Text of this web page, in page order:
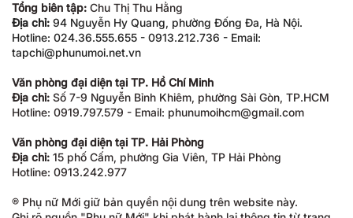
Tổng biên tập: Chu Thị Thu Hằng
Địa chỉ: 94 Nguyễn Hy Quang, phường Đống Đa, Hà Nội.
Hotline: 024.36.555.655 - 0913.212.736 - Email:
tapchi@phunumoi.net.vn
Văn phòng đại diện tại TP. Hồ Chí Minh
Địa chỉ: Số 7-9 Nguyễn Bỉnh Khiêm, phường Sài Gòn, TP.HCM
Hotline: 0919.797.579 - Email: phunumoihcm@gmail.com
Văn phòng đại diện tại TP. Hải Phòng
Địa chỉ: 15 phố Cấm, phường Gia Viên, TP Hải Phòng
Hotline: 0913.242.977
® Phụ nữ Mới giữ bản quyền nội dung trên website này.